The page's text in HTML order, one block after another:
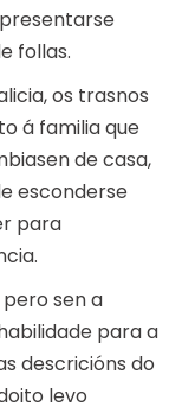
follas.
os trasnos
á familia que
de casa,
esconderse
para
pero sen a
para a
descricións do
levo